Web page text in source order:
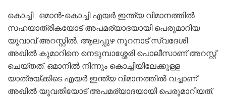
കൊച്ചി : ഒമാൻ-കൊച്ചി എയർ ഇന്ത്യ വിമാനത്തിൽ
സഹയാത്രികയോട് അപമര്യാദയായി പെരുമാറിയ
യുവാവ് അറസ്റ്റിൽ. ആലപ്പുഴ നൂറനാട് സ്വദേശി
അഖിൽ കുമാറിനെ നെടുമ്പാശ്ശേരി പൊലീസാണ് അറസ്റ്റ്
ചെയ്തത്. ഒമാനിൽ നിന്നും കൊച്ചിയിലേക്കുള്ള
യാത്രയ്ക്കിടെ എയർ ഇന്ത്യ വിമാനത്തിൽ വച്ചാണ്
അഖിൽ യുവതിയോട് അപമര്യാദയായി പെരുമാറിയത്.